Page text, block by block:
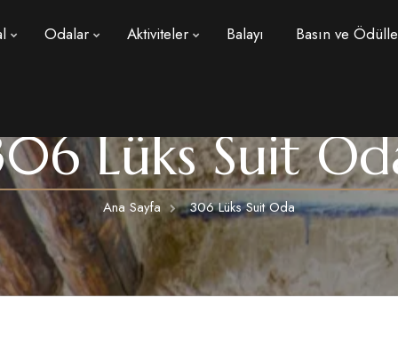
Odalar Aktiviteler Balayı Basın ve
Lüks Suit
Ana Sayfa 306 Lüks Suit Oda